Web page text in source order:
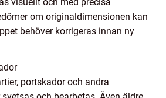
om originaldimensionen kan
behöver korrigeras innan ny
portskador och andra